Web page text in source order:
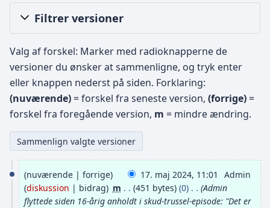
Filtrer versioner
Valg af forskel: Marker med radioknapperne de
versioner du ønsker at sammenligne, og tryk enter
eller knappen nederst på siden. Forklaring:
(nuværende) = forskel fra seneste version, (forrige) =
forskel fra foregående version, m = mindre ændring.
1
nuværende forrige 17. maj 2024, 11:01
Admin
diskussion
bidrag m 451 bytes 0
Admin
flyttede siden 16-årig anholdt i skud-trussel-episode: "Det er